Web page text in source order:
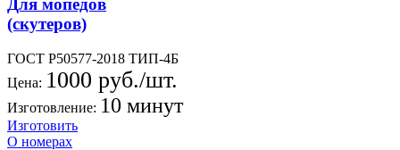
Для мопедов
(скутеров)
ГОСТ Р50577-2018 ТИП-4Б
Цена: 1000 руб./шт.
Изготовление: 10 минут
Изготовить
О номерах